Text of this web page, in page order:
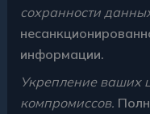
сохранности
информации.
Укрепление ваших
компромиссов.